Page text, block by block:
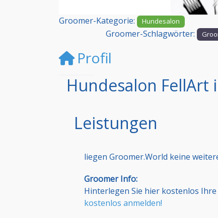
Groomer-Kategorie: Hundesalon
Groomer-Schlagwörter:
Profil
Hundesalon FellArt
Leistungen
liegen Groomer.World keine
Groomer Info:
Hinterlegen Sie hier kostenlos
kostenlos anmelden!